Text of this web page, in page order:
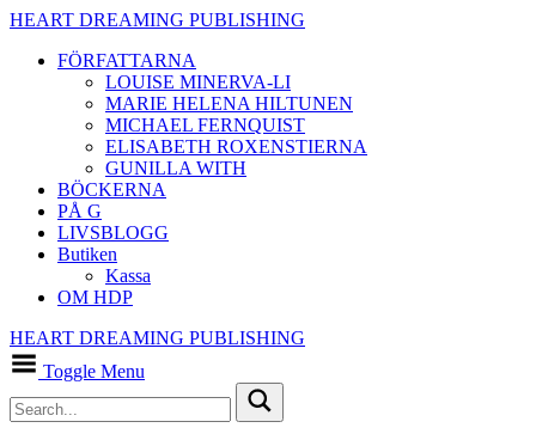
HEART DREAMING PUBLISHING
FÖRFATTARNA
LOUISE MINERVA-LI
MARIE HELENA HILTUNEN
MICHAEL FERNQUIST
ELISABETH ROXENSTIERNA
GUNILLA WITH
BÖCKERNA
PÅ G
LIVSBLOGG
Butiken
Kassa
OM HDP
HEART DREAMING PUBLISHING
Toggle Menu